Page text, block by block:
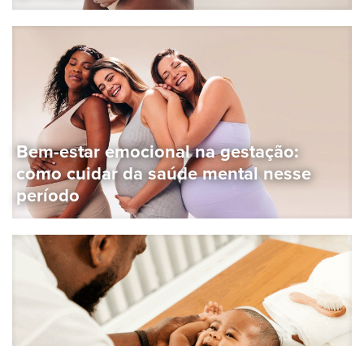
Bem-estar emocional na gestação:
como cuidar da saúde mental nesse
período